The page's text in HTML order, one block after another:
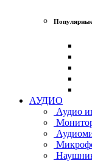
АУДИО
Аудио